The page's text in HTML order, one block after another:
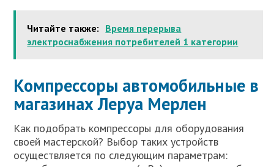
Читайте также: Время перерыва
электроснабжения потребителей 1 категории
Компрессоры автомобильные в
магазинах Леруа Мерлен
Как подобрать компрессоры для оборудования
своей мастерской? Выбор таких устройств
осуществляется по следующим параметрам: